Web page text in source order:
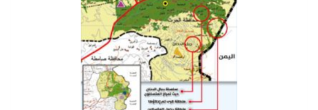
ثلة من الضابطات في الجييش الكويتي